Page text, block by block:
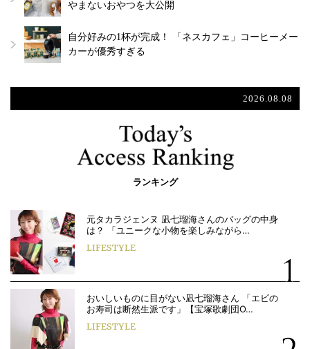
やまないおやつを大公開
自分好みの1杯が完成！ 「ネスカフェ」コーヒーメー
カーが優秀すぎる
2026.08.08
ランキング
元タカラジェンヌ 凪七瑠海さんのバッグの中身
は？ 「ユニークな小物を楽しみながら…
LIFESTYLE
おいしいものに目がない凪七瑠海さん 「エビの
お寿司は断然生派です」【宝塚歌劇団O…
LIFESTYLE